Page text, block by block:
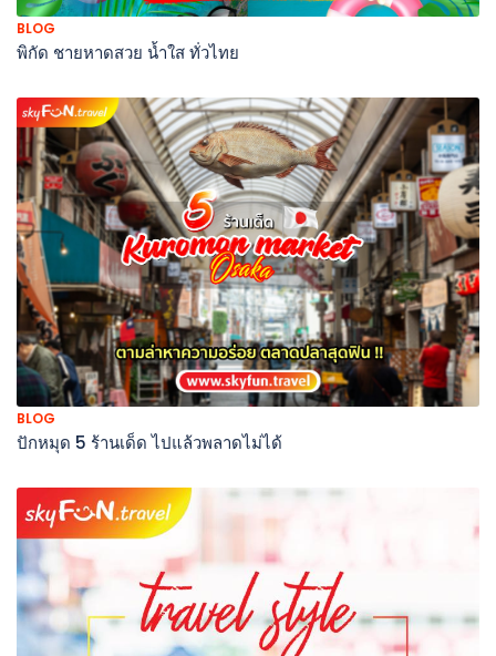
BLOG
พิกัด ชายหาดสวย น้ำใส ทั่วไทย
BLOG
ปักหมุด 5 ร้านเด็ด ไปแล้วพลาดไม่ได้